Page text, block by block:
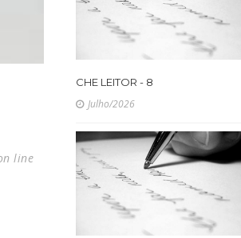
line
CHE LEITOR - 8
Julho/2026